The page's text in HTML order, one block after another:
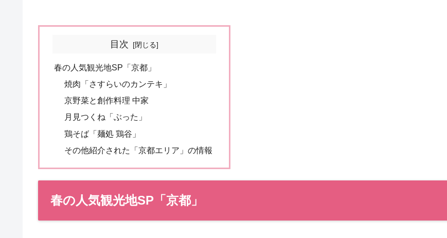
目次
春の人気観光地SP「京都」
焼肉「さすらいのカンテキ」
京野菜と創作料理 中家
月見つくね「ぶった」
鶏そば「麺処 鶏谷」
その他紹介された「京都エリア」の情報
春の人気観光地SP「京都」